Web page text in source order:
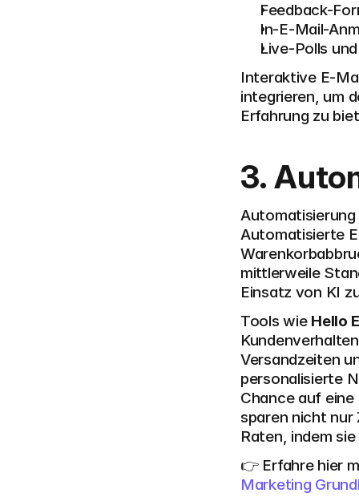
Feedback-
In-E-Mail-
Live-Polls
Interaktive E-
integrieren, um
Erfahrung zu
3.
Automatisierung
Automatisierte
mittlerweile
Einsatz von KI
Tools wie Hello
Versandzeiten
personalisierte
Chance auf
sparen nicht
Raten, indem
👉 Erfahre hier
Marketing